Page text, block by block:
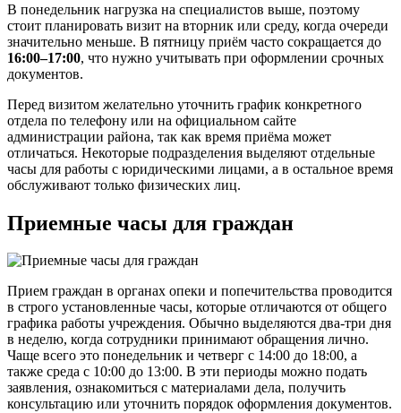
В понедельник нагрузка на специалистов выше, поэтому
стоит планировать визит на вторник или среду, когда очереди
значительно меньше. В пятницу приём часто сокращается до
16:00–17:00, что нужно учитывать при оформлении срочных
документов.
Перед визитом желательно уточнить график конкретного
отдела по телефону или на официальном сайте
администрации района, так как время приёма может
отличаться. Некоторые подразделения выделяют отдельные
часы для работы с юридическими лицами, а в остальное время
обслуживают только физических лиц.
Приемные часы для граждан
Прием граждан в органах опеки и попечительства проводится
в строго установленные часы, которые отличаются от общего
графика работы учреждения. Обычно выделяются два-три дня
в неделю, когда сотрудники принимают обращения лично.
Чаще всего это понедельник и четверг с 14:00 до 18:00, а
также среда с 10:00 до 13:00. В эти периоды можно подать
заявления, ознакомиться с материалами дела, получить
консультацию или уточнить порядок оформления документов.